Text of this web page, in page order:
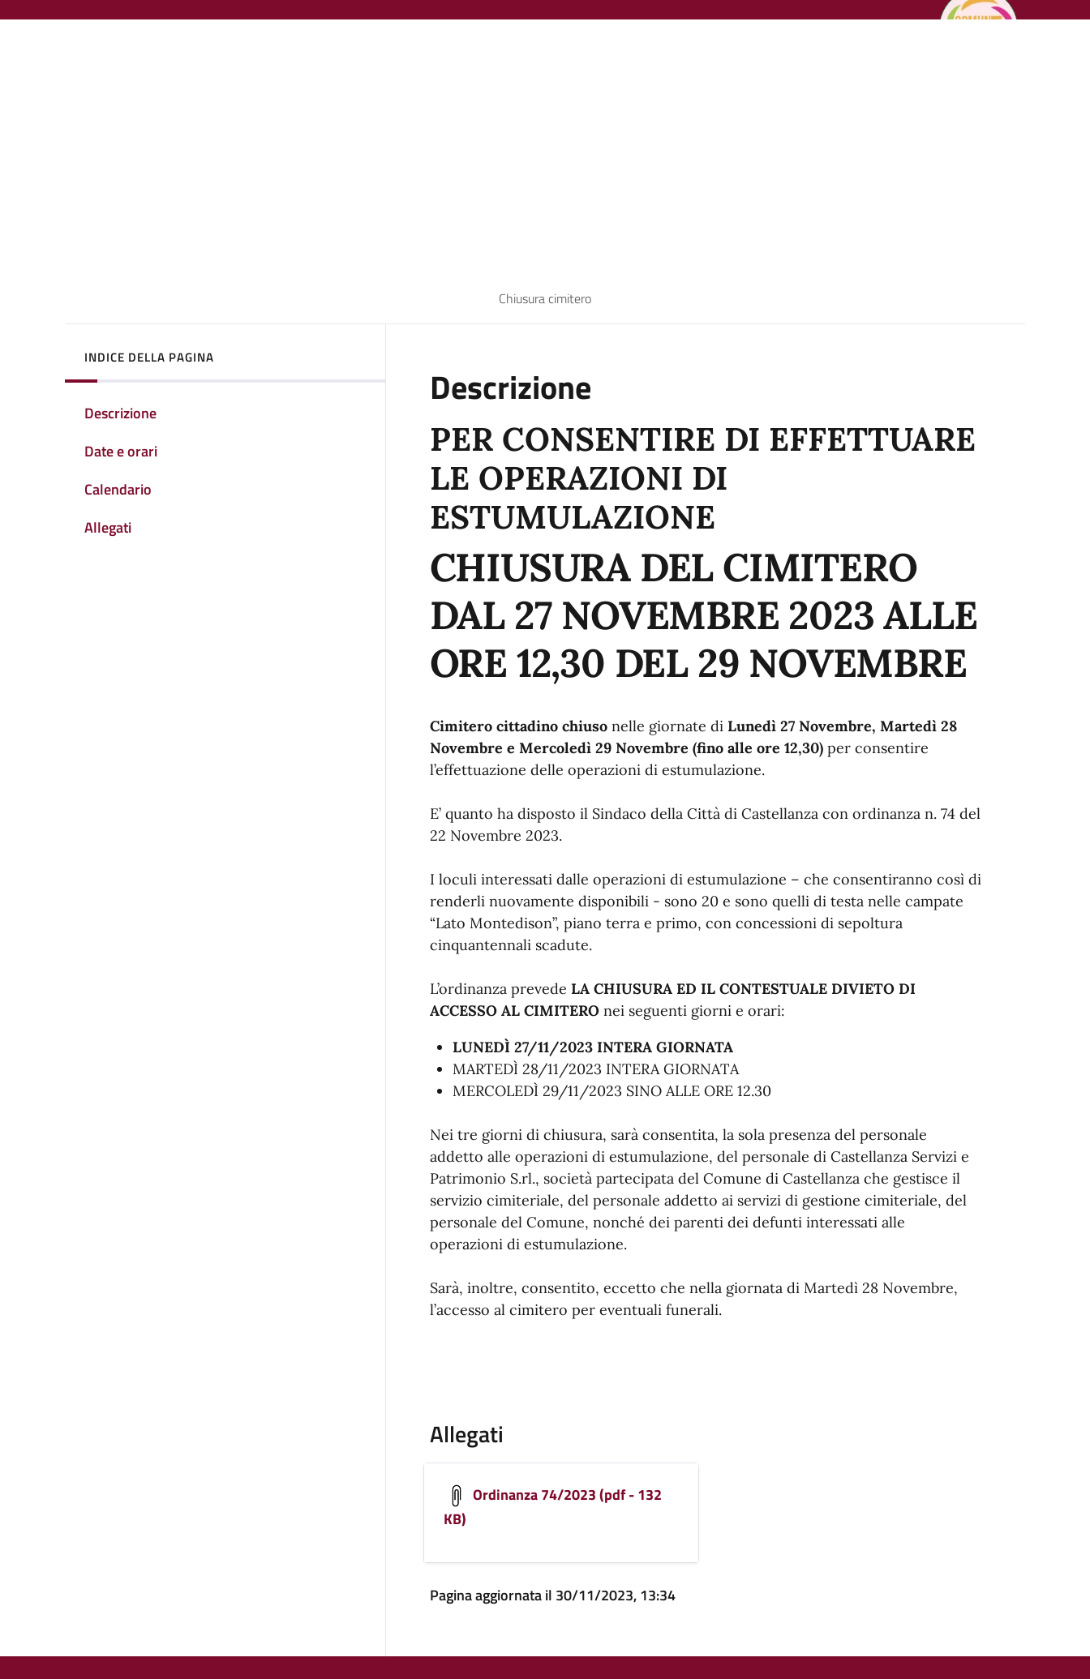
Chiusura cimitero
INDICE DELLA PAGINA
Descrizione
Date e orari
Calendario
Allegati
Descrizione
PER CONSENTIRE DI EFFETTUARE
LE OPERAZIONI DI
ESTUMULAZIONE
CHIUSURA DEL CIMITERO
DAL 27 NOVEMBRE 2023 ALLE
ORE 12,30 DEL 29 NOVEMBRE
Cimitero cittadino chiusonelle giornate di Lunedì 27 Novembre, Martedì 28
Novembre e Mercoledì 29 Novembre (fino alle ore 12,30)per consentire
l’effettuazione delle operazioni di estumulazione.
E’ quanto ha disposto il Sindaco della Città di Castellanza con ordinanza n. 74 del
22 Novembre 2023.
I loculi interessati dalle operazioni di estumulazione – che consentiranno così di
renderli nuovamente disponibili - sono 20 e sono quelli di testa nelle campate
“Lato Montedison”, piano terra e primo, con concessioni di sepoltura
cinquantennali scadute.
L’ordinanza prevede LA CHIUSURA ED IL CONTESTUALE DIVIETO DI
ACCESSO AL CIMITEROnei seguenti giorni e orari:
LUNEDÌ 27/11/2023 INTERA GIORNATA
MARTEDÌ 28/11/2023 INTERA GIORNATA
MERCOLEDÌ 29/11/2023 SINO ALLE ORE 12.30
Nei tre giorni di chiusura, sarà consentita, la sola presenza del personale
addetto alle operazioni di estumulazione, del personale di Castellanza Servizi e
Patrimonio S.rl., società partecipata del Comune di Castellanza che gestisce il
servizio cimiteriale, del personale addetto ai servizi di gestione cimiteriale, del
personale del Comune, nonché dei parenti dei defunti interessati alle
operazioni di estumulazione.
Sarà, inoltre, consentito, eccetto che nella giornata di Martedì 28 Novembre,
l’accesso al cimitero per eventuali funerali.
Allegati
Ordinanza 74/2023 (pdf - 132
KB)
Pagina aggiornata il 30/11/2023, 13:34